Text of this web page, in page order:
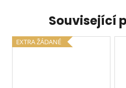
Související
EXTRA ŽÁDANÉ